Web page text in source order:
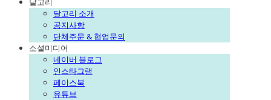
달고리 소개
공지사항
단체주문 & 협업문의
소셜미디어
네이버 블로그
인스타그램
페이스북
유튜브